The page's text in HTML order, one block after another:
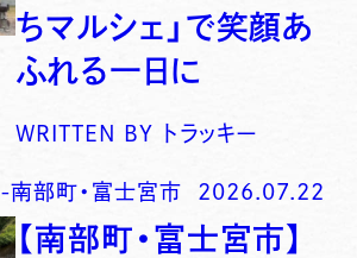
ちマルシェ」で笑顔あ
ふれる一日に
WRITTEN BY トラッキー
-南部町・富士宮市 2026.07.22
【南部町・富士宮市】